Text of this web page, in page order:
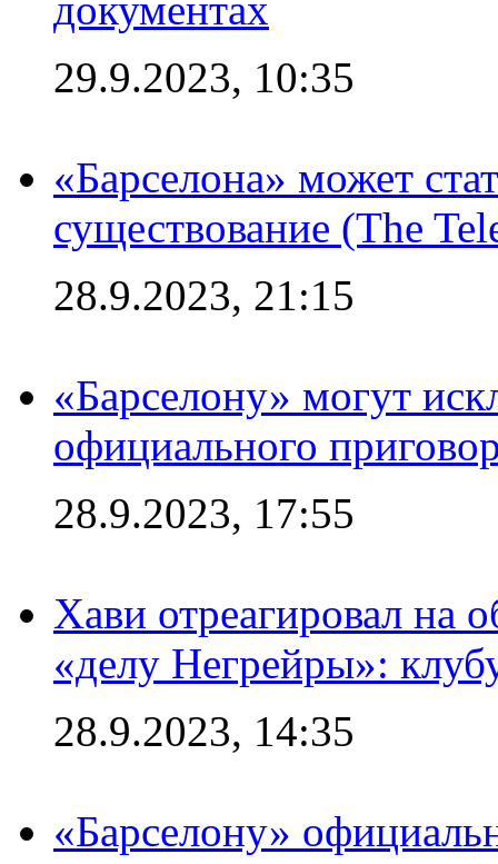
29.9.2023, 10:35
«Барселона» может
существование (The
28.9.2023, 21:15
«Барселону» могут
официального
28.9.2023, 17:55
Хави отреагировал на
«делу Негрейры»:
28.9.2023, 14:35
«Барселону»